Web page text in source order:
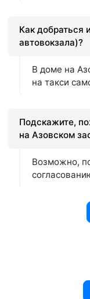
Как добраться
автовокзала)?
В доме на
на такси
Подскажите,
на Азовском
Возможно,